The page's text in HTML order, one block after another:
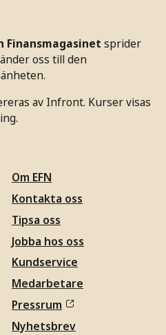
Finansmagasinet sprider
oss till den
av Infront. Kurser visas
Om EFN
Kontakta oss
Tipsa oss
Jobba hos oss
Kundservice
Medarbetare
Pressrum
Nyhetsbrev